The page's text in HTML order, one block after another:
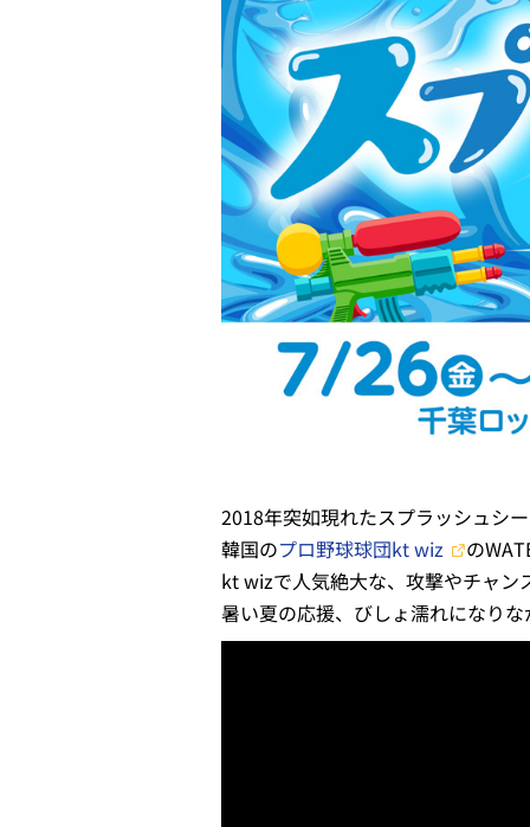
2018年突如現れたスプラッシュシ
韓国のプロ野球球団kt wiz
の
kt wizで人気絶大な、攻撃やチャン
暑い夏の応援、びしょ濡れになり